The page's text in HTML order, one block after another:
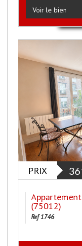
Voir le bien
PRIX
Appartement
(75012)
Ref 1746